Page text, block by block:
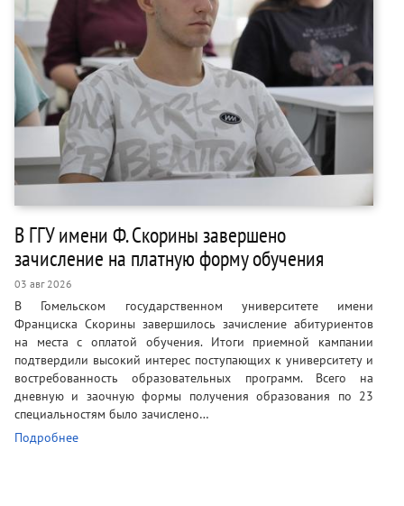
В ГГУ имени Ф. Скорины завершено
зачисление на платную форму обучения
03 авг 2026
В Гомельском государственном университете имени
Франциска Скорины завершилось зачисление абитуриентов
на места с оплатой обучения. Итоги приемной кампании
подтвердили высокий интерес поступающих к университету и
востребованность образовательных программ. Всего на
дневную и заочную формы получения образования по 23
специальностям было зачислено…
Подробнее